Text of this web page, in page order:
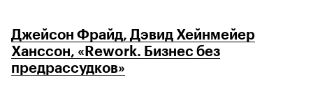
Джейсон Фрайд, Дэвид Хейнмейер
Ханссон, «Rework. Бизнес без
предрассудков»